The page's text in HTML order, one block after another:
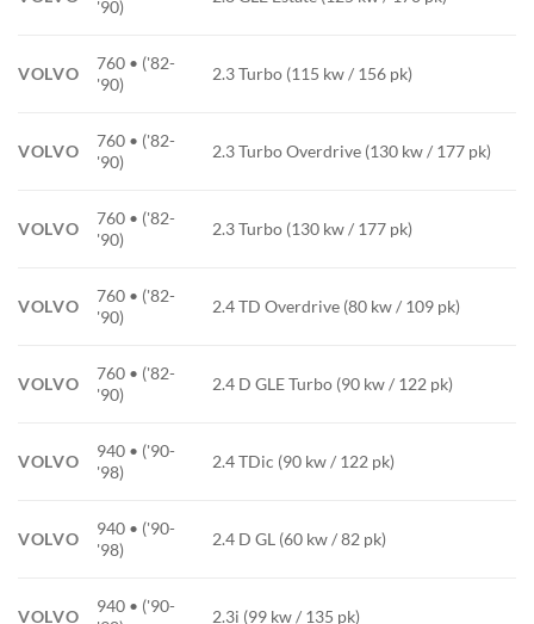
'90)
VOLVO
760 • ('82-
'90)
2.3 Turbo (115 kw / 156 pk)
VOLVO
760 • ('82-
'90)
2.3 Turbo Overdrive (130 kw / 177 pk)
VOLVO
760 • ('82-
'90)
2.3 Turbo (130 kw / 177 pk)
VOLVO
760 • ('82-
'90)
2.4 TD Overdrive (80 kw / 109 pk)
VOLVO
760 • ('82-
'90)
2.4 D GLE Turbo (90 kw / 122 pk)
VOLVO
940 • ('90-
'98)
2.4 TDic (90 kw / 122 pk)
VOLVO
940 • ('90-
'98)
2.4 D GL (60 kw / 82 pk)
VOLVO
940 • ('90-
2.3i (99 kw / 135 pk)